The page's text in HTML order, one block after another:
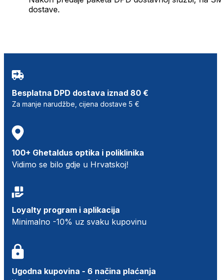
dostave.
Besplatna DPD dostava iznad 80 €
Za manje narudžbe, cijena dostave 5 €
100+ Ghetaldus optika i poliklinika
Vidimo se bilo gdje u Hrvatskoj!
Loyalty program i aplikacija
Minimalno -10% uz svaku kupovinu
Ugodna kupovina - 6 načina plaćanja